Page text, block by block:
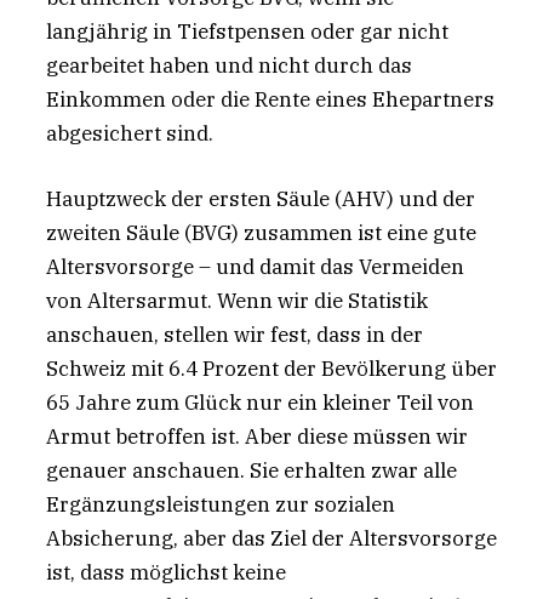
langjährig in Tiefstpensen oder gar nicht
gearbeitet haben und nicht durch das
Einkommen oder die Rente eines Ehepartners
abgesichert sind.
Hauptzweck der ersten Säule (AHV) und der
zweiten Säule (BVG) zusammen ist eine gute
Altersvorsorge – und damit das Vermeiden
von Altersarmut. Wenn wir die Statistik
anschauen, stellen wir fest, dass in der
Schweiz mit 6.4 Prozent der Bevölkerung über
65 Jahre zum Glück nur ein kleiner Teil von
Armut betroffen ist. Aber diese müssen wir
genauer anschauen. Sie erhalten zwar alle
Ergänzungsleistungen zur sozialen
Absicherung, aber das Ziel der Altersvorsorge
ist, dass möglichst keine